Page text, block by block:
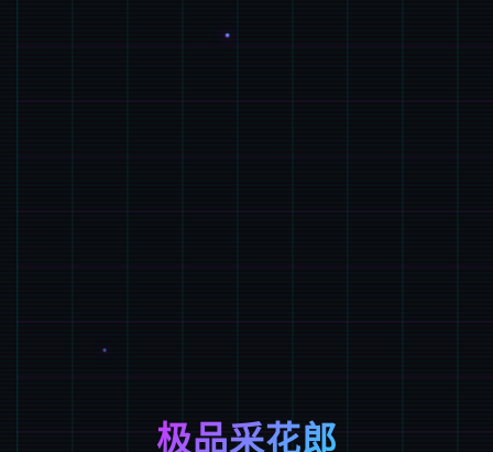
极品采花郎